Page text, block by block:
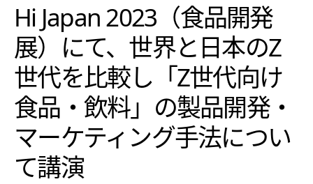
Hi Japan 2023（食品開発
展）にて、世界と日本のZ
世代を比較し「Z世代向け
食品・飲料」の製品開発・
マーケティング手法につい
て講演